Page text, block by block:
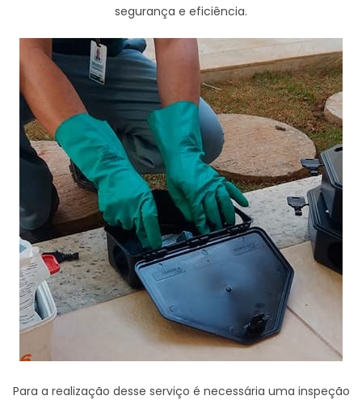
segurança e eficiência.
Para a realização desse serviço é necessária uma inspeção